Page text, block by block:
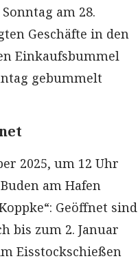
am 28.
Geschäfte in den
Einkaufsbummel
gebummelt
2025, um 12 Uhr
am Hafen
Geöffnet sind
bis zum 2. Januar
Eisstockschießen